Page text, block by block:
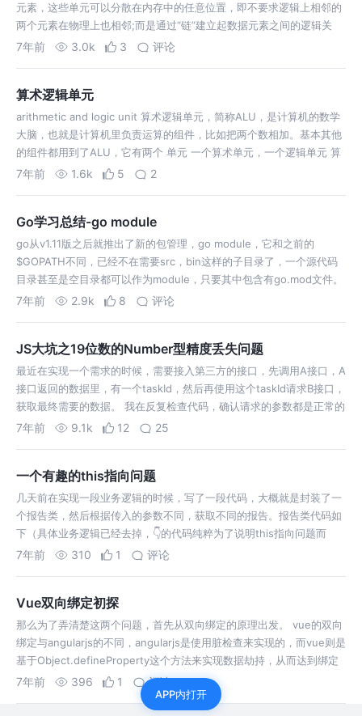
元素，这些单元可以分散在内存中的任意位置，即不要求逻辑上相邻的
两个元素在物理上也相邻;而是通过“链”建立起数据元素之间的逻辑关
系。 一般情况下，链表中每个结点可以包含若干个数据域和若干个指针
7年前 3.0k 3 评论
算术逻辑单元
arithmetic and logic unit 算术逻辑单元，简称ALU，是计算机的数学
大脑，也就是计算机里负责运算的组件，比如把两个数相加。基本其他
的组件都用到了ALU，它有两个 单元 一个算术单元，一个逻辑单元 算
术单元，它主要负责计算机里的所有数字操作，比如加减法，自…
7年前 1.6k 5 2
Go学习总结-go module
go从v1.11版之后就推出了新的包管理，go module，它和之前的
$GOPATH不同，已经不在需要src，bin这样的子目录了，一个源代码
目录甚至是空目录都可以作为module，只要其中包含有go.mod文件。
接下来看一下go module的能力。 首先设置下环境变量 G…
7年前 2.9k 8 评论
JS大坑之19位数的Number型精度丢失问题
最近在实现一个需求的时候，需要接入第三方的接口，先调用A接口，A
接口返回的数据里，有一个taskId，然后再使用这个taskId请求B接口，
获取最终需要的数据。 我在反复检查代码，确认请求的参数都是正常的
格式之后，一时陷入了无尽的沉思之中。。。 就是这么一瞬间，顿悟
7年前 9.1k 12 25
一个有趣的this指向问题
几天前在实现一段业务逻辑的时候，写了一段代码，大概就是封装了一
个报告类，然后根据传入的参数不同，获取不同的报告。报告类代码如
下（具体业务逻辑已经去掉，👇的代码纯粹为了说明this指向问题而
写） 然后程序一运行，报了一个 TypeError: this.getReport is…
7年前 310 1 评论
Vue双向绑定初探
那么为了弄清楚这两个问题，首先从双向绑定的原理出发。 vue的双向
绑定与angularjs的不同，angularjs是使用脏检查来实现的，而vue则是
基于Object.defineProperty这个方法来实现数据劫持，从而达到绑定
的。 由此可以看出，因为动态添加的属性，没有被…
7年前 396 1 评论
APP内打开